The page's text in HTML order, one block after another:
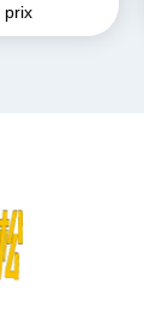
prix